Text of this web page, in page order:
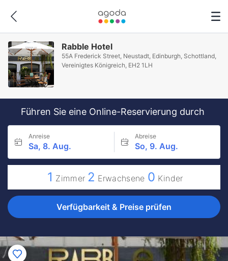
Rabble Hotel
55A Frederick Street, Neustadt, Edinburgh, Schottland,
Vereinigtes Königreich, EH2 1LH
Führen Sie eine Online-Reservierung durch
Anreise
Sa, 8. Aug.
Abreise
So, 9. Aug.
1 Zimmer 2 Erwachsene 0 Kinder
Verfügbarkeit & Preise prüfen